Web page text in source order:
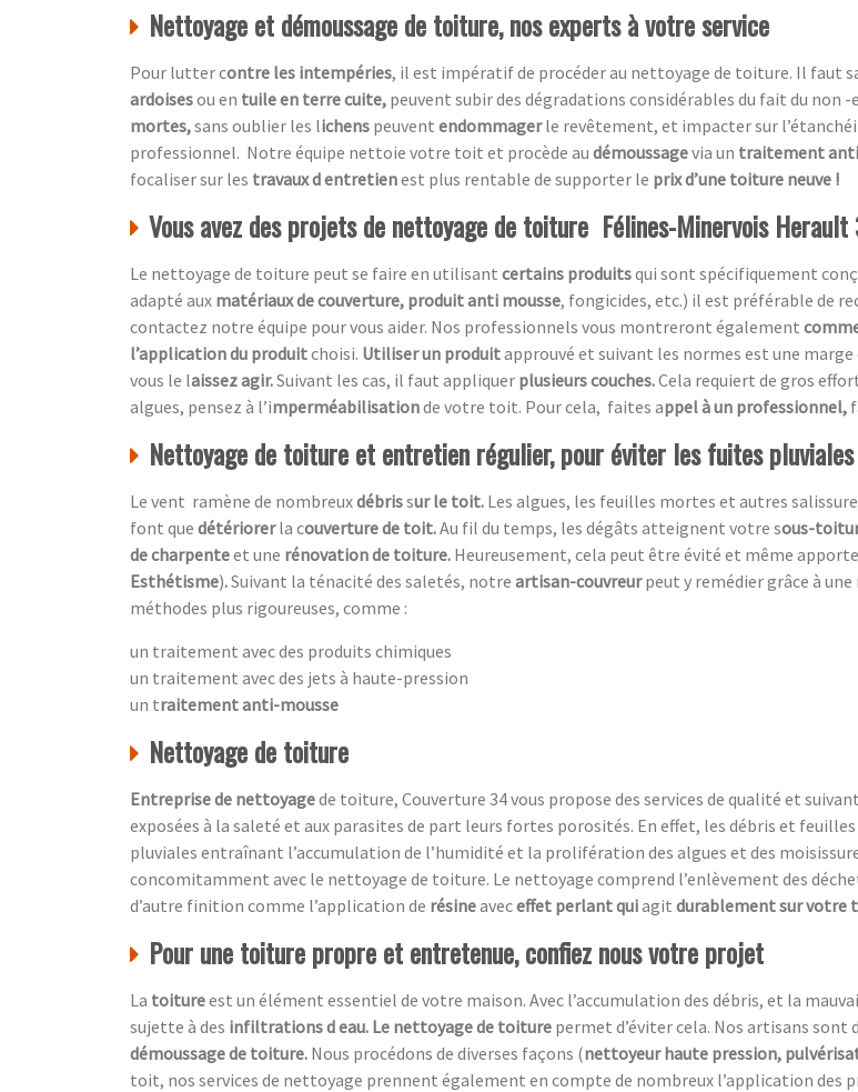
Nettoyage et démoussage de toiture, nos experts à votre service
Pour lutter contre les intempéries, il est impératif de procéder au nettoyage de toiture. Il faut
ardoisesou en tuile en terre cuite, peuvent subir des dégradations considérables du fait du non
mortes,sans oublier les lichens peuvent endommagerle revêtement, et impacter sur
professionnel. Notre équipe nettoie votre toit et procède au démoussagevia un traitement
focaliser sur les travaux d entretienest plus rentable de supporter le prix d’une toiture neuve !
Vous avez des projets de nettoyage de toiture Félines-Minervois
Le nettoyage de toiture peut se faire en utilisant certains produitsqui sont spécifiquement
adapté aux matériaux de couverture, produit anti mousse, fongicides, etc.) il est préférable de
contactez notre équipe pour vous aider. Nos professionnels vous montreront également
l’application du produitchoisi. Utiliser un produitapprouvé et suivant les normes est une
vous le laissez agir.Suivant les cas, il faut appliquer plusieurs couches.Cela requiert de gros
algues, pensez à l’imperméabilisationde votre toit. Pour cela, faites appel à un professionnel,
Nettoyage de toiture et entretien régulier, pour éviter les fuites pluviales
Le vent ramène de nombreuxdébrissur le toit. Les algues, les feuilles mortes et autres
font que détériorerla couverture de toit.Au fil du temps, les dégâts atteignent votre sous-
de charpenteet une rénovation de toiture. Heureusement, cela peut être évité et même
Esthétisme).Suivant la ténacité des saletés, notre artisan-couvreurpeut y remédier grâce à une
méthodes plus rigoureuses, comme :
un traitement avec des produits chimiques
un traitement avec des jets à haute-pression
un traitement anti-mousse
Nettoyage de toiture
Entreprise de nettoyagede toiture, Couverture 34 vous propose des services de qualité et
exposées à la saleté et aux parasites de part leurs fortes porosités. En effet, les débris et
pluviales entraînant l’accumulation de l’humidité et la prolifération des algues et des
concomitamment avec le nettoyage de toiture. Le nettoyage comprend l’enlèvement des
d’autre finition comme l’application de résineaveceffet perlant quiagit durablement sur votre
Pour une toiture propre et entretenue, confiez nous votre projet
La toitureest un élément essentiel de votre maison. Avec l’accumulation des débris, et la
sujette à des infiltrations d eau. Le nettoyage de toiture permet d’éviter cela. Nos artisans
démoussage de toiture. Nous procédons de diverses façons (nettoyeur haute pression,
toit, nos services de nettoyage prennent également en compte de nombreux l’application des p